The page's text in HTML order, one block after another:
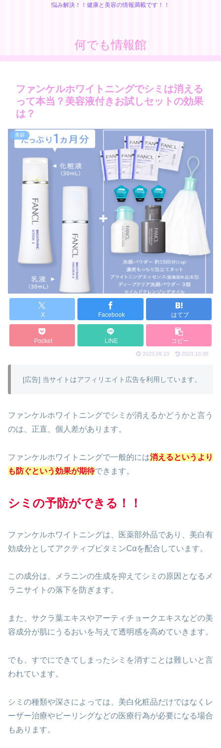
悩み解決！！健康と美容の情報満載です！！
何でも情報館
ファンケルホワイトニングでシミは消える
って本当？美容液付きお試しセットの効果
は？
美容
X Facebook はてブ
Pocket LINE コピー
2023.09.10 2023.10.08
[広告] 当サイトはアフィリエイト広告を利用しています。
ファンケルホワイトニングでシミが消えるかどうかと言う
のは、正直、個人差があります。
ファンケルホワイトニングで一般的には消えるというより
も防ぐという効果が期待できます。
シミの予防ができる！！
ファンケルホワイトニングは、医薬部外品であり、美白有
効成分としてアクティブビタミンCαを配合しています。
この成分は、メラニンの生成を抑えてシミの原因となるメ
ラニサイトの落下を防ぎます。
また、サクラ葉エキスやアーティチョークエキスなどの美
容成分が肌にうるおいを与えて透明感を高めていきます。
でも、すでにできてしまったシミを消すことは難しいと言
われています。
シミの種類や深さによっては、美白化粧品だけではなくレ
ーザー治療やピーリングなどの医療行為が必要になる場合
もあります。